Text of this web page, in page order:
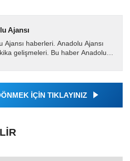
Ajansı
Ajansı haberleri. Anadolu Ajansı
gelişmeleri. Bu haber Anadolu
İÇİN TIKLAYINIZ